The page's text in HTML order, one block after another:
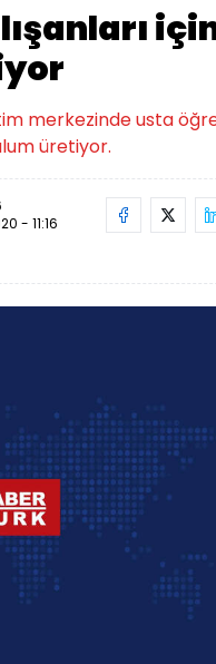
merkezinde usta
üretiyor.
- 11:16